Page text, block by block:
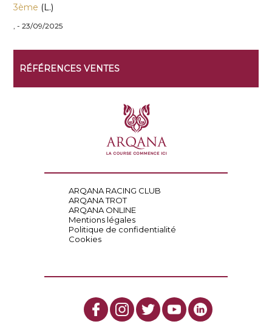
3ème (L.)
, - 23/09/2025
RÉFÉRENCES VENTES
ARQANA RACING CLUB
ARQANA TROT
ARQANA ONLINE
Mentions légales
Politique de confidentialité
Cookies